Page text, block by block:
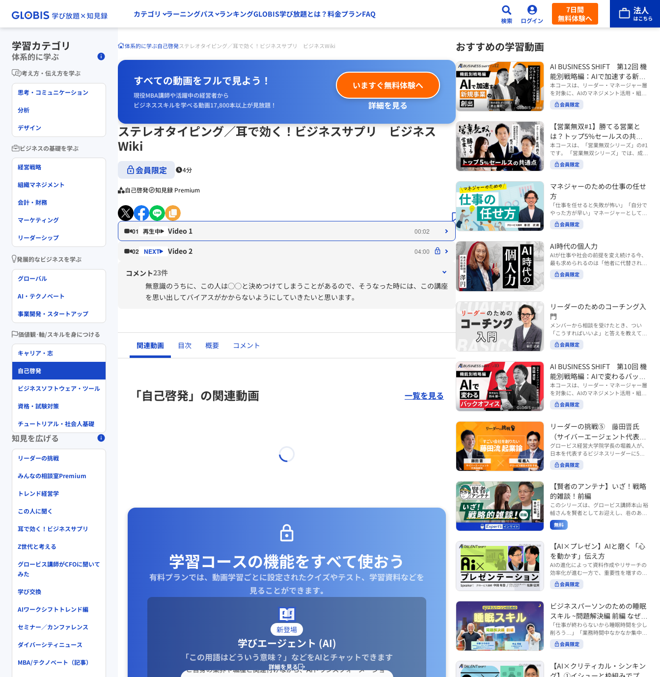
カテゴリ ラーニングパス ランキングGLOBIS学び放題とは？料金プランFAQ
7日間
無料体験へ
体系的に学ぶ自己啓発ステレオタイピング／耳で効く！ビジネスサプリ ビジネスWiki
すべての動画をフルで見よう！
現役MBA講師や活躍中の経営者から
ビジネススキルを学べる動画17,800本以上が見放題！
いますぐ無料体験へ
詳細を見る
ステレオタイピング／耳で効く！ビジネスサプリ ビジネス
Wiki
会員限定 4分
自己啓発 知見録 Premium
01 Video 1 00:02
02 Video 2 04:00
コメント23件
無意識のうちに、この人は◯◯と決めつけてしまうことがあるので、そうなった時には、この講座
を思い出してバイアスがかからないようにしていきたいと思います。
関連動画 目次 概要 コメント
「自己啓発」の関連動画 一覧を見る
学習コースの機能をすべて使おう
有料プランでは、動画学習ごとに設定されたクイズやテスト、学習資料などを
見ることができます｡
新登場
学びエージェント (AI)
「この用語はどういう意味？」などをAIとチャットできます
詳細を見る
おすすめの学習動画
AI BUSINESS SHIFT 第12回 機
能別戦略編：AIで加速する新規
事業の創出
本コースは、リーダー・マネージャー層
を対象に、AIのマネジメント活用・組織
活用を体系的に学ぶ 『AI BUSINESS SHI
FTシリーズ（全12回）』の第12回で
る新規事業の創出」では、新規事業やス
タートアップを取り巻く環境がどのよう
に変化しているのかを俯瞰し、新たな価
値創造と非連続な成長を生み出すため
に、AI時代における事業機会の捉え方
や、成功確率を高めるための考え方につ
携わるリーダー・マネージャーの方 ・AI
を活用して事業創出のスピードや成功確
率を高めたい方 ・AI時代における新規事
業リーダーの役割やマインドセットを学
びたい方 ■AIシフトシリーズとは？ 『AI
BUSINESS SHIFTシリーズ』は以下の3
す。（順次公開） https://unlimited.glo
bis.co.jp/ja/tags/AI%E3%83%93%E3%8
2%B8%E3%83%8D%E3%82%B9%E3%
82%B7%E3%83%95%E3%83%88 ・基
礎編（第1回〜3回）：リーダーやマネー
のリーダーシップや組織変革を中心に学
ぶコース ・機能別戦略編（第8回〜12
回）：AI時代における機能別での戦略の
あり方を中心に学ぶコース より実践的な
AIツールの活用法について学びたい方は
『AI WORK SHIFTシリーズ』をご視聴く
3%BC%E3%82%AF%E3%82%B7%E3%
83%95%E3%83%88 ※本コースは、AIの
マネジメント活用を学ぶ「AIビジネスシ
フト」シリーズの一環として提供してい
ます。 ※本動画は、制作時点の情報に基
づき作成したものです（2026年03月制
会員限定
【営業無双#1】勝てる営業と
は？トップ5%セールスの共通
点
本コースは、「営業無双シリーズ」の#1
です。 「営業無双シリーズ」では、成約
率アップに向けて、お客様に選ばれ続け
る無双の営業になるための実践的な考え
（#2以降は順次公開） 本コースでは、
「勝てる営業とは？トップ5%セールス
の共通点」をテーマに BtoBでお客様に
選ばれる営業の役割 トップ5％のセール
スに共通する行動や考え方 成果につなが
る実践的なポイント などを解説します。
◾️こんな方におすすめ 提案しても顧客に
が多い方 顧客の本当の課題や決裁者の判
断基準をつかみきれず、案件が前に進ま
ない方 再現性のある営業テクニックを身
につけたい方 ※本動画は、制作時点の情
報に基づき作成したものです（2026年7
会員限定
マネジャーのための仕事の任せ
方
「仕事を任せると失敗が怖い」「自分で
やった方が早い」マネージャーとしてメ
ンバーやチームの力を引き出しながら成
果を上げるには、どのように仕事を任せ
い時代において、マネージャーとして成
果を上げ続けるためには、メンバーの個
性や特性を理解し、それに合わせた効果
的な任せ方を身につけることが重要で
す。このコースでは、ソーシャルスタイ
し、自身のリーダーシップを発揮できる
ようになっていきます。 ※本動画は、制
作時点の情報に基づき作成したものです
（2024年12月制作）
会員限定
AI時代の個人力
AIが仕事や社会の前提を変え続ける今、
最も求められるのは「他者に代替されな
い個としての力」“個人力”です。 本コー
スでは、澤円氏の著書『個人力』をもと
ーマは、「Being（ありたい自分）」を
中心に据え、自ら考え（Think）、変化
し（Transform）、協働する（Collabor
ate）ことで、自分らしい価値を発揮し
ていくこと。 リスキリングやAI活用が叫
ばれる今こそ、スキルより先に“自分の
軸”を問うことが重要です。 あなたは何
か？ このコースは、あなたが“ありたい
自分”として生き、キャリアをデザイン
していくための思考と行動のガイドにな
ります。 ※本動画は、制作時点の情報に
基づき作成したものです（2025年11月
制作）
会員限定
リーダーのためのコーチング入
門
メンバーから相談を受けたとき、つい
「こうすればいいよ」と答えを教えてし
まう。 あるいは、「自分で考えてほし
い」と思うあまり、すべて任せきりにし
つつ、自律的に仕事を進めてもらうため
にはどうすればよいのか。 こうした悩み
に直面するリーダー・マネージャーの方
は多いのではないでしょうか。 変化が激
しく、正解のない現代においては、指示
や助言にとどまらず、メンバーの思考を
引き出し、自律的な行動を促す「コーチ
す。 本コースでは、基礎的なコーチング
の考え方を押さえたうえで、実際の職場
で起こりがちな事例をもとに、相手の思
考と行動を引き出す関わり方を学びま
す。 また、代表的なコーチングのフレー
ムワークである「GROWモデル」を取り
の主体性を引き出していくのかを、わか
りやすく解説します。 メンバーとの対話
を、成長を促す機会へと変えていく。そ
の第一歩としておすすめのコースです。
コース内で紹介している「傾聴力」を深
めたい方は、こちらも合わせてご覧くだ
さい。 ・傾聴力 ~リーダーのための聴く
is.co.jp/ja/courses/fe285262/learn/step
s/59808 ・傾聴力 ~リーダーのための聴
く技術~（実践編） https://unlimited.gl
obis.co.jp/ja/courses/01d24a39/learn/s
teps/59813 ※本動画は、制作時点の情
報に基づき作成したものです（2026年6
月制作）
会員限定
AI BUSINESS SHIFT 第10回 機
能別戦略編：AIで変わるバック
オフィス
本コースは、リーダー・マネージャー層
を対象に、AIのマネジメント活用・組織
活用を体系的に学ぶ 『AI BUSINESS SHI
FTシリーズ（全12回）』の第10回で
バックオフィス」では、人事・総務・労
務・経理・情報システムなどのバックオ
フィス領域において、定型業務の自動化
や効率化といった現場レベルのAI活用だ
けでなく、いかにして経営や戦略に貢献
する存在へと進化していくのかについて
考えを深め、学んでいきます。 ■こんな
理・情シスなど、バックオフィス部門を
率いるリーダー・マネージャーの方 ・バ
ックオフィス業務へのAI活用やDX推進を
担っている方 ・AI時代におけるバックオ
フィスの役割や戦略のあり方を考えたい
方 ■AIシフトシリーズとは？ 『AI BUSI
で設計された全12回のシリーズです。
（順次公開） https://unlimited.globis.c
o.jp/ja/tags/AI%E3%83%93%E3%82%B
8%E3%83%8D%E3%82%B9%E3%82%
B7%E3%83%95%E3%83%88 ・基礎編
（第1回〜3回）：リーダーやマネージャ
ーに求められる、AI時代の基礎的なリテ
ジメント編（第4回〜7回）：AI時代のリ
ーダーシップや組織変革を中心に学ぶコ
ース ・機能別戦略編（第8回〜12回）：
AI時代における機能別での戦略のあり方
を中心に学ぶコース より実践的なAIツー
ルの活用法について学びたい方は『AI W
earch?tag=AI%E3%83%AF%E3%83%B
C%E3%82%AF%E3%82%B7%E3%83%
会員限定
リーダーの挑戦⑤ 藤田晋氏
（サイバーエージェント代表取
締役）
グロービス経営大学院学長の堀義人が、
日本を代表するビジネスリーダーに5つ
の質問（能力開発／挑戦／試練／仲間／
志）を投げかけ、その人生哲学を解き明
ーエージェント代表取締役の藤田晋氏。
起業の理由、経営をどうやって学んだ
か、アメーバブログ・ABEMAの立ち上
げ、経営チームづくりについてなど聞い
ていきます。（肩書きは2020年12月11
日撮影当時のもの） 藤田 晋 サイバー
ス・キャピタル・パートナーズ 代表パ
ートナー
会員限定
【賢者のアンテナ】いざ！戦略
的雑談！前編
このシリーズは、グロービス講師本山 裕
輔さんを賢者としてお迎えし、巷のあり
とあらゆるものを独自の視点で紐解き、
皆様の学びの意欲を刺激するコンテンツ
期配信されます。 取り上げて欲しいご質
問やテーマ、感想を随時受け付けていま
す。 グーグルフォーム（https://forms.g
le/qqoBYuRUmUYz4scC6） または グ
ロ放題編集部員のX（https://x.com/mai
rakobayashi） まで、ぜひご要望をお
6月制作）
無料
【AI×プレゼン】AIと磨く「心
を動かす」伝え方
AIの進化によって資料作成やリサーチの
効率化が進む一方で、重要性を増すのが
「伝える力」です。本コースでは、AI時
代のプレゼンに求められるデリバリース
を客観的に評価し、改善できるAI活用法
も紹介。大事な場面で「心を動かす」プ
レゼンをしたい方におすすめです。関連
コース「プレゼンテーションスキル」も
併せてご覧ください。 ▼プレゼン動画分
析プロンプト（辛口） https://hodai.glo
bis.co.jp/learning_documents/6f976cd
ル https://unlimited.globis.co.jp/ja/co
urses/598f3254/ ※本コースは、AI時代
会員限定
ビジネスパーソンのための睡眠
スキル ~問題解決編 前編 なぜ眠
れないのか？~
「仕事が終わらないから睡眠時間を少し
削ろう…」「業務時間中なかなか集中で
きない…」「毎日朝起きるのがつら
い…」。 あなたはこのような経験をした
トの時間をやりくりするために、真っ先
に削りがちなのが「睡眠」時間。 実は
会員限定
【AI×クリティカル・シンキン
学習カテゴリ
体系的に学ぶ
考え方・伝え方を学ぶ
思考・コミュニケーション
分析
デザイン
ビジネスの基礎を学ぶ
経営戦略
組織マネジメント
会計・財務
マーケティング
リーダーシップ
発展的なビジネスを学ぶ
グローバル
AI・テクノベート
事業開発・スタートアップ
価値観･軸/スキルを身につける
キャリア・志
自己啓発
ビジネスソフトウェア・ツール
資格・試験対策
チュートリアル・社会人基礎
知見を広げる
リーダーの挑戦
みんなの相談室Premium
トレンド経営学
この人に聞く
耳で効く！ビジネスサプリ
Z世代と考える
グロービス講師がCFOに聞いて
みた
学び交換
AIワークシフトトレンド編
セミナー／カンファレンス
ダイバーシティニュース
MBA/テクノベート（記事）